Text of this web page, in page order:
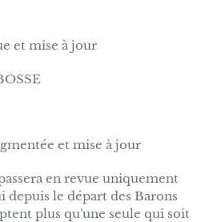
et mise à jour
et mise à jour
en revue uniquement
depuis le départ des Barons
plus qu'une seule qui soit